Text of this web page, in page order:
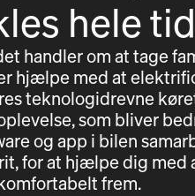
hele
handler om at tage
hjælpe med at
teknologidrevne
som bliver
og app i bilen
for at hjælpe dig med
frem.